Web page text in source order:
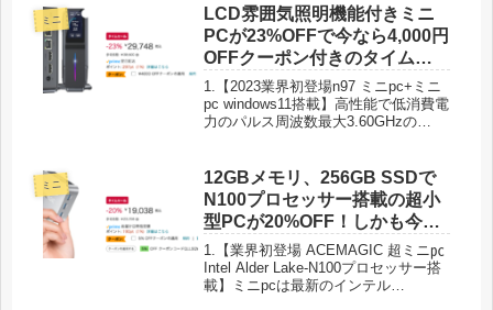
ストレージは16GB+512GBを標準搭
載、高性能及び小型体積兼備の新型ミ
ニパソコンが登場。 Intel Jasper Lake
N95 CPUに比べて作業性能がUPで
す。オンラインショッピング、ブログ
閲覧SNS 文章作成表計算、動画鑑賞
など様々作業が快適に楽しめます。
ミニ
LCD雰囲気照明機能付きミニ
PCが23%OFFで今なら4,000円
OFFクーポン付きのタイムセ
ール特価25,748円！
1.【2023業界初登場n97 ミニpc+ミニ
pc windows11搭載】高性能で低消費電
力のパルス周波数最大3.60GHzの
他のn100 ミニpcやn95 ミニpcに比べ
て全体で48%も性能が向上していま
す。非常にパワフルなmini pcは、ホ
ーム サーバー、学校教育、Web ブラ
ウジング、ビジネス オフィス、ビル
ボードなど、より要求の厳しいニーズ
を満たすのに十分です。従来のmini
pcの不安定な動作、ブルー スクリー
ミニ
12GBメモリ、256GB SSDで
N100プロセッサー搭載の超小
型PCが20%OFF！しかも今な
ら5% OFFクーポン付きでタイ
ムセール特価18,086円！
1.【業界初登場 ACEMAGIC 超ミニ㍶
Intel Alder Lake-N100プロセッサー搭
載】ミニpcは最新のインテル